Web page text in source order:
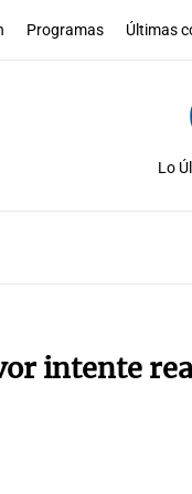
Programas Últimas
Lo
intente